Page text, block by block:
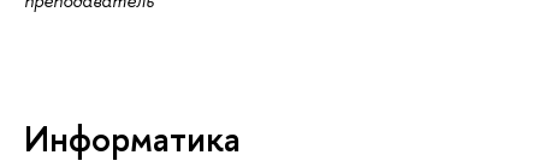
Информатика